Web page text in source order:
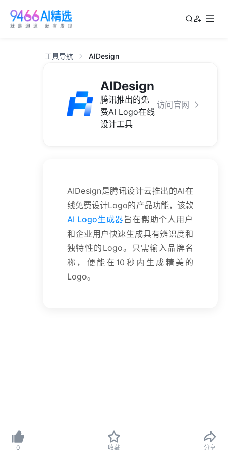
0 收藏 分享
工具导航 AIDesign
AIDesign
腾讯推出的免
费AI Logo在线
设计工具
访问官网
AIDesign是腾讯设计云推出的AI在
线免费设计Logo的产品功能，该款
AI Logo生成器旨在帮助个人用户
和企业用户快速生成具有辨识度和
独特性的Logo。只需输入品牌名
称，便能在10秒内生成精美的
Logo。
京ICP备09082107号-2 Copyright © 2025 北京思拓合众科技有限公司